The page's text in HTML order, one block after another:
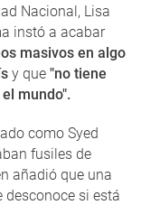
Nacional, Lisa
instó a acabar
masivos en algo
y que "no tiene
mundo".
como Syed
fusiles de
añadió que una
desconoce si está